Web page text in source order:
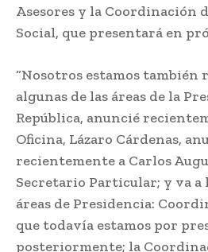
Asesores y la Coordinación
Social, que presentará en
“Nosotros estamos también
algunas de las áreas de la
República, anuncié
Oficina, Lázaro Cárdenas,
recientemente a Carlos
Secretario Particular; y va a
áreas de Presidencia:
que todavía estamos por
posteriormente; la